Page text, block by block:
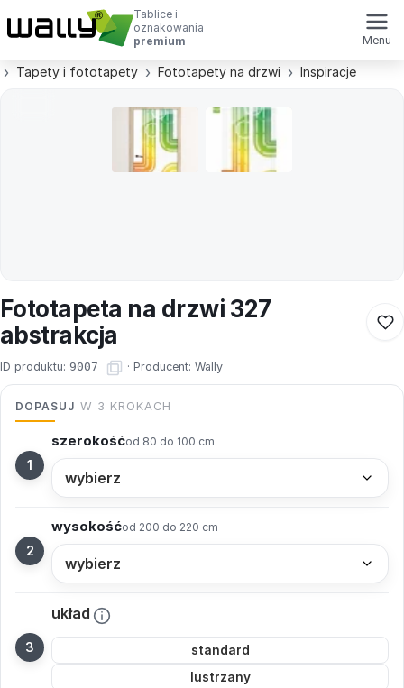
Tablice i
oznakowania
premium
Menu
Tapety i fototapety Fototapety na drzwi Inspiracje
Fototapeta na drzwi 327
abstrakcja
ID produktu: 9007 · Producent: Wally
DOPASUJ W 3 KROKACH
szerokośćod 80 do 100 cm
wysokośćod 200 do 220 cm
układ
standard
lustrzany